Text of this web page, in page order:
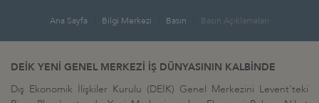
Ana Sayfa Bilgi Merkezi Basın Basın Açıklamaları
DEİK YENİ GENEL MERKEZİ İŞ DÜNYASININ KALBİNDE
Dış Ekonomik İlişkiler Kurulu (DEİK) Genel Merkezini Levent'teki